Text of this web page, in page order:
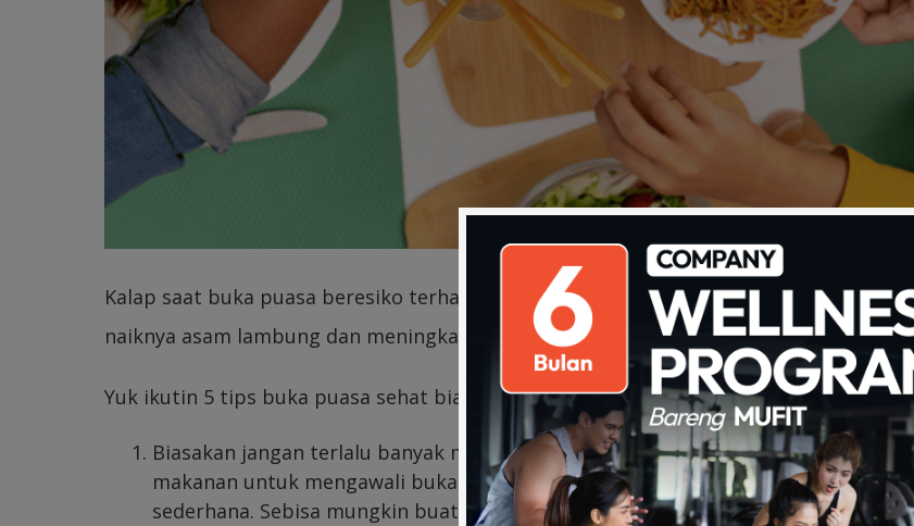
Kalap saat buka puasa beresiko terhadap kesehatan kamu, karena bisa menyebabkan
naiknya asam lambung dan meningkatnya gula darah juga kolestrol.
Yuk ikutin 5 tips buka puasa sehat biar ga kalap!
Biasakan jangan terlalu banyak menyiapkan makanan berbuka. Cukup 2 macam
makanan untuk mengawali buka puasa dengan buah-buahan dan cemilan
sederhana. Sebisa mungkin buatlah makanan sendiri, hindari membeli makanan